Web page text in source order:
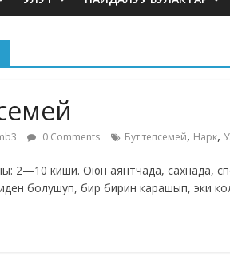
0 Comments Бут тепсемей, Нарк,
2—10 киши. Оюн аянтчада, сахнада,
болушуп, бир бирин карашып, эки